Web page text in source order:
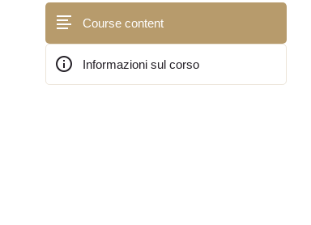
Course content
Informazioni sul corso